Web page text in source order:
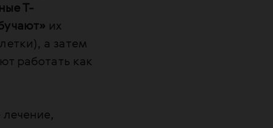
Т-
их
а затем
работать как
лечение,